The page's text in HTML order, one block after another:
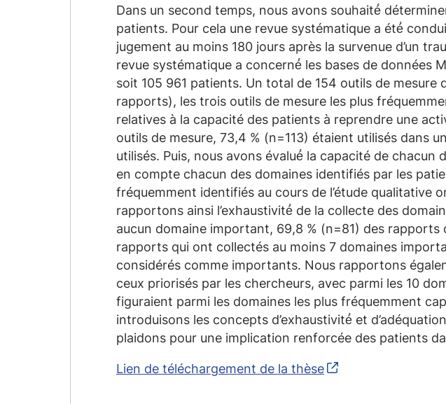
Dans un second temps, nous avons souhaité́
patients. Pour cela une revue systématique a été́
jugement au moins 180 jours après la survenue d’un
revue systématique a concerné́ les bases de données
soit 105 961 patients. Un total de 154 outils de
rapports), les trois outils de mesure les plus
relatives à la capacité des patients à reprendre une
outils de mesure, 73,4 % (n=113) étaient utilisés dans
utilisés. Puis, nous avons évalué́ la capacité de
en compte chacun des domaines identifiés par les
fréquemment identifiés au cours de l’étude qualitative
rapportons ainsi l’exhaustivité́ de la collecte des
aucun domaine important, 69,8 % (n=81) des
rapports qui ont collectés au moins 7 domaines
considérés comme importants. Nous rapportons
ceux priorisés par les chercheurs, avec parmi les 10
figuraient parmi les domaines les plus fréquemment
introduisons les concepts d’exhaustivité́ et
plaidons pour une implication renforcée des patients
Lien de téléchargement de la thèse